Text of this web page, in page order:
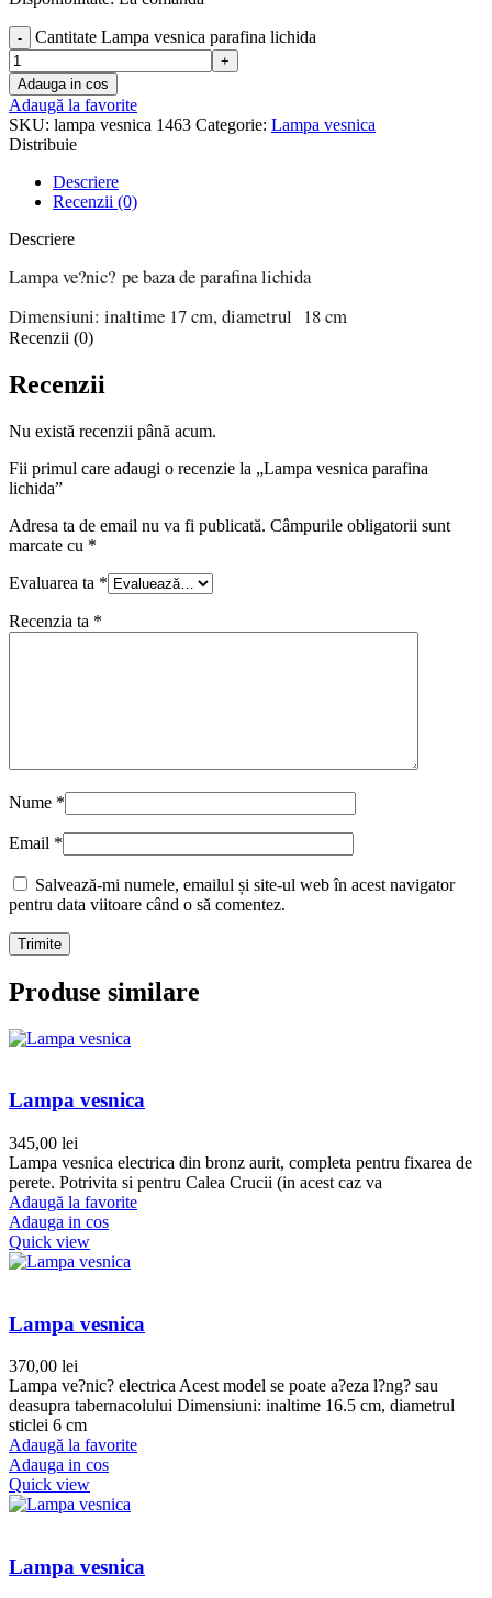
Cantitate Lampa vesnica parafina lichida
Adauga in cos
Adaugă la favorite
SKU: lampa vesnica 1463 Categorie: Lampa vesnica
Distribuie
Descriere
Recenzii (0)
Descriere
Lampa ve?nic? pe baza de parafina lichida
Dimensiuni: inaltime 17 cm, diametrul 18 cm
Recenzii (0)
Recenzii
Nu există recenzii până acum.
Fii primul care adaugi o recenzie la „Lampa vesnica parafina
lichida”
Adresa ta de email nu va fi publicată. Câmpurile obligatorii sunt
marcate cu *
Evaluarea ta *
Recenzia ta *
Nume *
Email *
Salvează-mi numele, emailul și site-ul web în acest navigator
pentru data viitoare când o să comentez.
Produse similare
Lampa vesnica
345,00 lei
Lampa vesnica electrica din bronz aurit, completa pentru fixarea de
perete. Potrivita si pentru Calea Crucii (in acest caz va
Adaugă la favorite
Adauga in cos
Quick view
Lampa vesnica
370,00 lei
Lampa ve?nic? electrica Acest model se poate a?eza l?ng? sau
deasupra tabernacolului Dimensiuni: inaltime 16.5 cm, diametrul
sticlei 6 cm
Adaugă la favorite
Adauga in cos
Quick view
Lampa vesnica